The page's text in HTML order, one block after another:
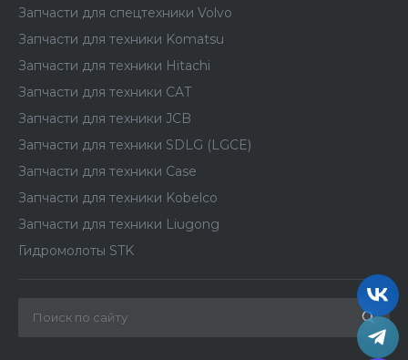
Запчасти для спецтехники Volvo
Запчасти для техники Komatsu
Запчасти для техники Hitachi
Запчасти для техники CAT
Запчасти для техники JCB
Запчасти для техники SDLG (LGCE)
Запчасти для техники Case
Запчасти для техники Kobelco
Запчасти для техники Liugong
Гидромолоты STK